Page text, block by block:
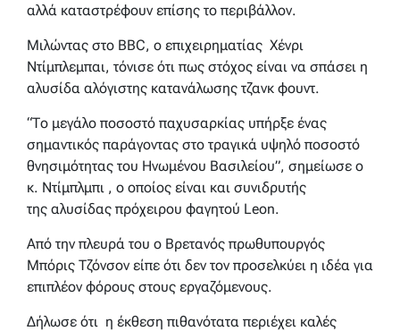
αλλά καταστρέφουν επίσης το περιβάλλον.
Μιλώντας στο BBC, ο επιχειρηματίας Χένρι
Ντίμπλεμπαι, τόνισε ότι πως στόχος είναι να σπάσει η
αλυσίδα αλόγιστης κατανάλωσης τζανκ φουντ.
“Το μεγάλο ποσοστό παχυσαρκίας υπήρξε ένας
σημαντικός παράγοντας στο τραγικά υψηλό ποσοστό
θνησιμότητας του Ηνωμένου Βασιλείου”, σημείωσε ο
κ. Ντίμπλμπι , ο οποίος είναι και συνιδρυτής
της αλυσίδας πρόχειρου φαγητού Leon.
Από την πλευρά του ο Βρετανός πρωθυπουργός
Μπόρις Τζόνσον είπε ότι δεν τον προσελκύει η ιδέα για
επιπλέον φόρους στους εργαζόμενους.
Δήλωσε ότι η έκθεση πιθανότατα περιέχει καλές